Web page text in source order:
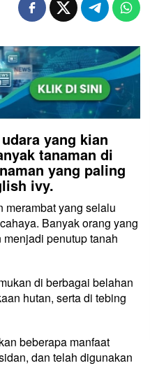
yang kian
tanaman di
yang paling
ivy.
yang selalu
Banyak orang yang
penutup tanah
di berbagai belahan
hutan, serta di tebing
beberapa manfaat
dan telah digunakan